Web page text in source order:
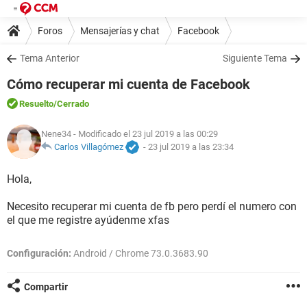
Foros Mensajerías y chat Facebook
Tema Anterior Siguiente Tema
Cómo recuperar mi cuenta de Facebook
Resuelto/Cerrado
Nene34 - Modificado el 23 jul 2019 a las 00:29
Carlos Villagómez
- 23 jul 2019 a las 23:34
Hola,
Necesito recuperar mi cuenta de fb pero perdí el numero con
el que me registre ayúdenme xfas
Configuración: Android / Chrome 73.0.3683.90
Compartir